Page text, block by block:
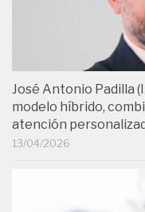
José Antonio Padilla
modelo híbrido,
atención
13/04/2026